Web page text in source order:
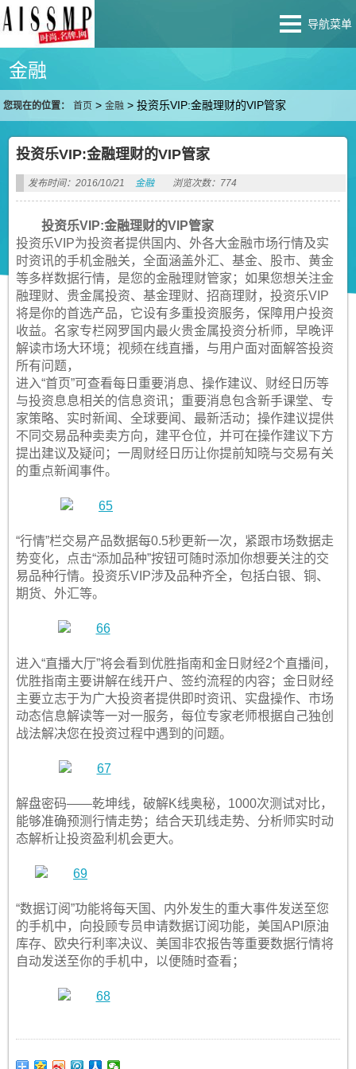
导航菜单
金融
您现在的位置： 首页 >金融 >投资乐VIP:金融理财的VIP管家
投资乐VIP:金融理财的VIP管家
发布时间：2016/10/21 金融 浏览次数：774
投资乐VIP:金融理财的VIP管家
投资乐VIP为投资者提供国内、外各大金融市场行情及实
时资讯的手机金融关，全面涵盖外汇、基金、股市、黄金
等多样数据行情，是您的金融理财管家；如果您想关注金
融理财、贵金属投资、基金理财、招商理财，投资乐VIP
将是你的首选产品，它设有多重投资服务，保障用户投资
收益。名家专栏网罗国内最火贵金属投资分析师，早晚评
解读市场大环境；视频在线直播，与用户面对面解答投资
所有问题，
进入“首页”可查看每日重要消息、操作建议、财经日历等
与投资息息相关的信息资讯；重要消息包含新手课堂、专
家策略、实时新闻、全球要闻、最新活动；操作建议提供
不同交易品种卖卖方向，建平仓位，并可在操作建议下方
提出建议及疑问；一周财经日历让你提前知晓与交易有关
的重点新闻事件。
“行情”栏交易产品数据每0.5秒更新一次，紧跟市场数据走
势变化，点击“添加品种”按钮可随时添加你想要关注的交
易品种行情。投资乐VIP涉及品种齐全，包括白银、铜、
期货、外汇等。
进入“直播大厅”将会看到优胜指南和金日财经2个直播间，
优胜指南主要讲解在线开户、签约流程的内容；金日财经
主要立志于为广大投资者提供即时资讯、实盘操作、市场
动态信息解读等一对一服务，每位专家老师根据自己独创
战法解决您在投资过程中遇到的问题。
解盘密码——乾坤线，破解K线奥秘，1000次测试对比，
能够准确预测行情走势；结合天玑线走势、分析师实时动
态解析让投资盈利机会更大。
“数据订阅”功能将每天国、内外发生的重大事件发送至您
的手机中，向投顾专员申请数据订阅功能，美国API原油
库存、欧央行利率决议、美国非农报告等重要数据行情将
自动发送至你的手机中，以便随时查看；